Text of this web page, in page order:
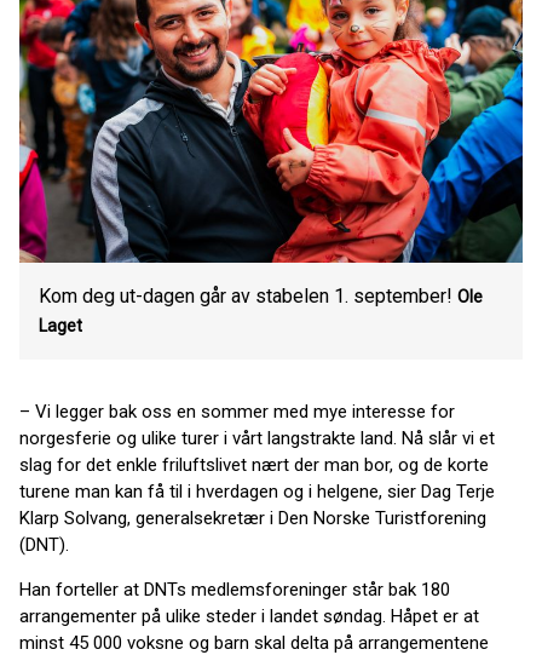
Kom deg ut-dagen går av stabelen 1. september! Ole
Laget
– Vi legger bak oss en sommer med mye interesse for
norgesferie og ulike turer i vårt langstrakte land. Nå slår vi et
slag for det enkle friluftslivet nært der man bor, og de korte
turene man kan få til i hverdagen og i helgene, sier Dag Terje
Klarp Solvang, generalsekretær i Den Norske Turistforening
(DNT).
Han forteller at DNTs medlemsforeninger står bak 180
arrangementer på ulike steder i landet søndag. Håpet er at
minst 45 000 voksne og barn skal delta på arrangementene